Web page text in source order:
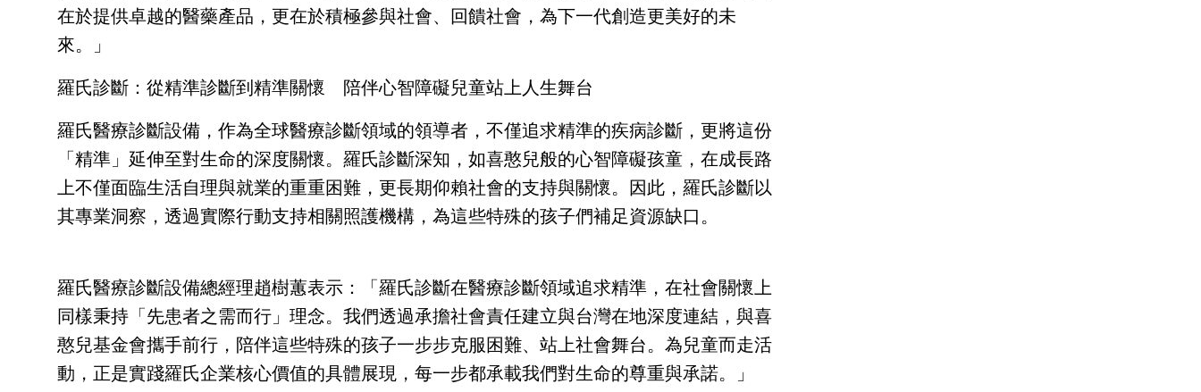
在於提供卓越的醫藥產品，更在於積極參與社會、回饋社會，為下一代創造更美好的未
來。」
羅氏診斷：從精準診斷到精準關懷 陪伴心智障礙兒童站上人生舞台
羅氏醫療診斷設備，作為全球醫療診斷領域的領導者，不僅追求精準的疾病診斷，更將這份
「精準」延伸至對生命的深度關懷。羅氏診斷深知，如喜憨兒般的心智障礙孩童，在成長路
上不僅面臨生活自理與就業的重重困難，更長期仰賴社會的支持與關懷。因此，羅氏診斷以
其專業洞察，透過實際行動支持相關照護機構，為這些特殊的孩子們補足資源缺口。
羅氏醫療診斷設備總經理趙樹蕙表示：「羅氏診斷在醫療診斷領域追求精準，在社會關懷上
同樣秉持「先患者之需而行」理念。我們透過承擔社會責任建立與台灣在地深度連結，與喜
憨兒基金會攜手前行，陪伴這些特殊的孩子一步步克服困難、站上社會舞台。為兒童而走活
動，正是實踐羅氏企業核心價值的具體展現，每一步都承載我們對生命的尊重與承諾。」